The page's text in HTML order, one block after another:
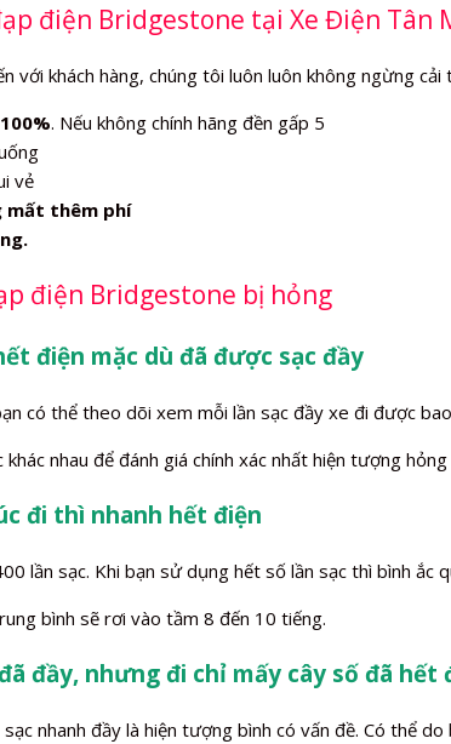
điện Bridgestone tại Xe Điện Tân
khách hàng, chúng tôi luôn luôn không ngừng
. Nếu không chính hãng đền gấp 5
vẻ
mất thêm phí
điện Bridgestone bị hỏng
điện mặc dù đã được sạc đầy
có thể theo dõi xem mỗi lần sạc đầy xe đi được
nhau để đánh giá chính xác nhất hiện tượng
đi thì nhanh hết điện
lần sạc. Khi bạn sử dụng hết số lần sạc thì bình ắc
bình sẽ rơi vào tầm 8 đến 10 tiếng.
đầy, nhưng đi chỉ mấy cây số đã hết
nhanh đầy là hiện tượng bình có vấn đề. Có thể